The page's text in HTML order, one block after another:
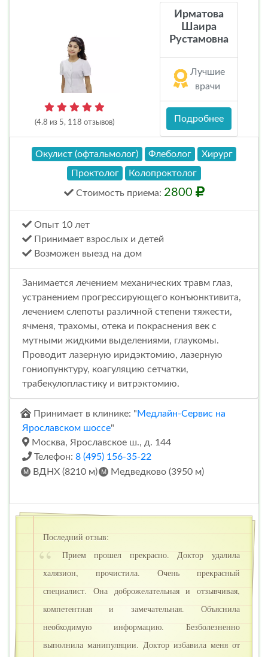
(4.8 из 5, 118 отзывов)
Ирматова
Шаира
Рустамовна
Лучшие
врачи
Подробнее
Окулист (офтальмолог) Флеболог
Хирург
Проктолог
Колопроктолог
Стоимость приема: 2800
Опыт 10 лет
Принимает взрослых и детей
Возможен выезд на дом
Занимается лечением механических травм глаз,
устранением прогрессирующего конъюнктивита,
лечением слепоты различной степени тяжести,
ячменя, трахомы, отека и покраснения век с
мутными жидкими выделениями, глаукомы.
Проводит лазерную иридэктомию, лазерную
гониопунктуру, коагуляцию сетчатки,
трабекулопластику и витрэктомию.
Принимает в клинике: "Медлайн-Сервис на
Ярославском шоссе"
Москва, Ярославское ш., д. 144
Телефон: 8 (495) 156-35-22
ВДНХ (8210 м)
Медведково (3950 м)
Последний отзыв:
Прием прошел прекрасно. Доктор удалила
халязион, прочистила. Очень прекрасный
специалист. Она доброжелательная и отзывчивая,
компетентная и замечательная. Объяснила
необходимую информацию. Безболезненно
выполнила манипуляции. Доктор избавила меня от